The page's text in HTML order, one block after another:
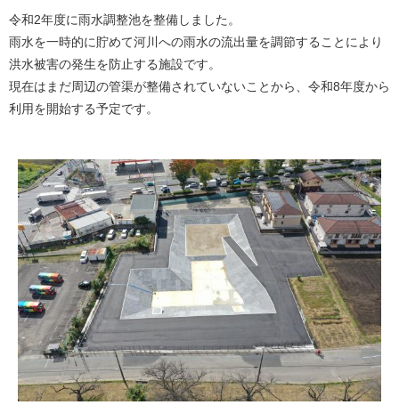
令和2年度に雨水調整池を整備しました。
雨水を一時的に貯めて河川への雨水の流出量を調節することにより
洪水被害の発生を防止する施設です。
現在はまだ周辺の管渠が整備されていないことから、令和8年度から
利用を開始する予定です。